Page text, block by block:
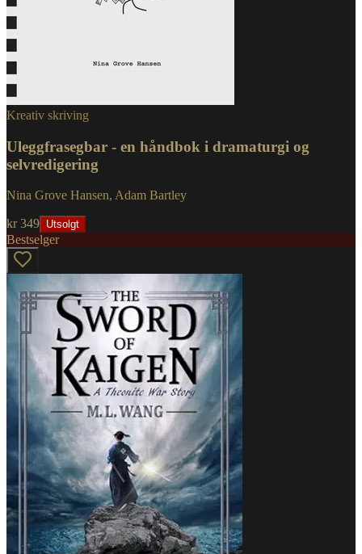
Kreativ skriving
Uleggfrasegbar - en håndbok i dramaturgi og
selvredigering
Nina Grove Hansen, Adam Bartley
kr 349 Utsolgt
Bestselger